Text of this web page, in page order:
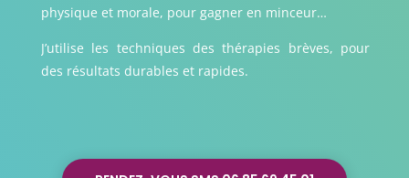
physique et morale, pour gagner en minceur…
J’utilise les techniques des thérapies brèves, pour
des résultats durables et rapides.